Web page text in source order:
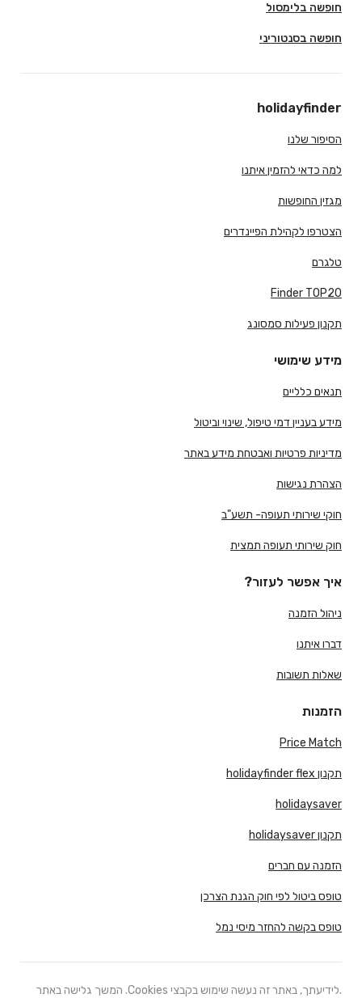
חופשה בלימסול
חופשה בסנטוריני
holidayfinder
הסיפור שלנו
למה כדאי להזמין איתנו
מגזין החופשות
הצטרפו לקהילת הפיינדרים
טלגרם
Finder TOP20
תקנון פעילות סמסונג
מידע שימושי
תנאים כלליים
מידע בעניין דמי טיפול, שינוי וביטול
מדיניות פרטיות ואבטחת מידע באתר
הצהרת נגישות
חוקי שירותי תעופה- תשע"ב
חוק שירותי תעופה תמצית
איך אפשר לעזור?
ניהול הזמנה
דברו איתנו
שאלות תשובות
הזמנות
Price Match
תקנון holidayfinder flex
holidaysaver
תקנון holidaysaver
הזמנה עם חברים
טופס ביטול לפי חוק הגנת הצרכן
טופס בקשה להחזר מיסי נמל
.לידיעתך, באתר זה נעשה שימוש בקבצי Cookies. המשך גלישה באתר